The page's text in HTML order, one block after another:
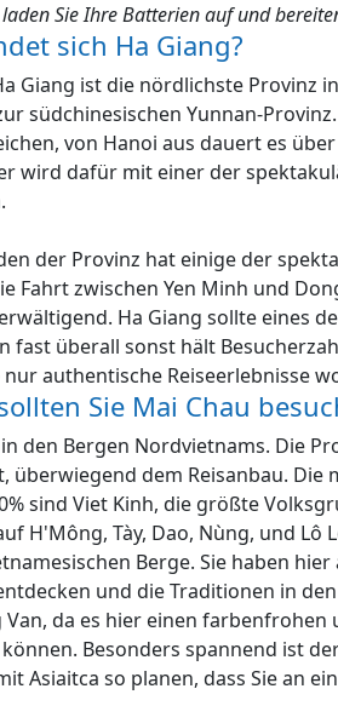
Sie Ihre Batterien auf und
sich Ha Giang?
Giang ist die nördlichste Provinz
südchinesischen Yunnan-
von Hanoi aus dauert es
wird dafür mit einer der
der Provinz hat einige der
Fahrt zwischen Yen Minh und
Ha Giang sollte eines
fast überall sonst hält
authentische Reiseerlebnisse
Sie Mai Chau
den Bergen Nordvietnams. Die
überwiegend dem Reisanbau.
sind Viet Kinh, die größte
H'Mông, Tày, Dao, Nùng, und
Berge. Sie haben
und die Traditionen in
da es hier einen
Besonders spannend ist
Asiaitca so planen, dass Sie an